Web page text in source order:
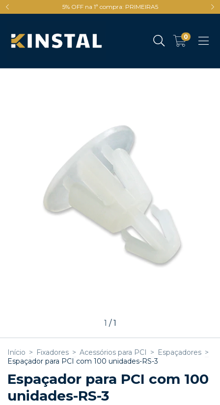
5% OFF na 1ª compra: PRIMEIRA5
0
1 /1
Início > Fixadores > Acessórios para PCI > Espaçadores >
Espaçador para PCI com 100 unidades-RS-3
Espaçador para PCI com 100
unidades-RS-3